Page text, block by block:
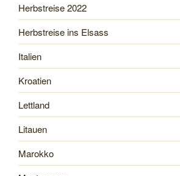
Herbstreise 2022
Herbstreise ins Elsass
Italien
Kroatien
Lettland
Litauen
Marokko